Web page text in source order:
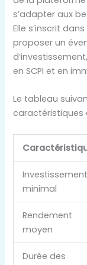
s’adapter aux
Elle s’inscrit
proposer un
en SCPI et en
Le tableau
caractéristiques
Investissement
minimal
Rendement
moyen
Durée des